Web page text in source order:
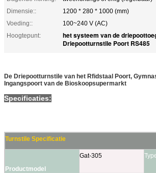
Dimensie::
1200 * 280 * 1000 (mm)
Voeding::
100~240 V (AC)
Hoogtepunt:
het systeem van de
Driepootturnstile Poort RS485
De Driepootturnstile van het Rfidstaal Poort,
Ingangspoort van de Bioskoopsupermarkt
Specificaties:
Turnstile Specificatie
Productmodel
Gat-305